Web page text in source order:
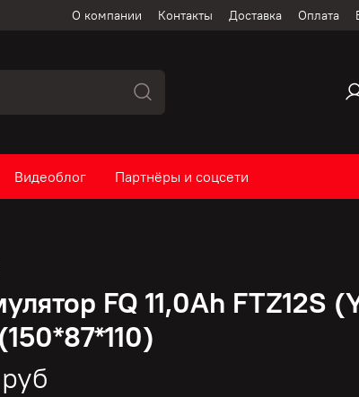
О компании Контакты Доставка Оплата
Видеоблог Партнёры и соцсети
FQ 11,0Ah FTZ12S